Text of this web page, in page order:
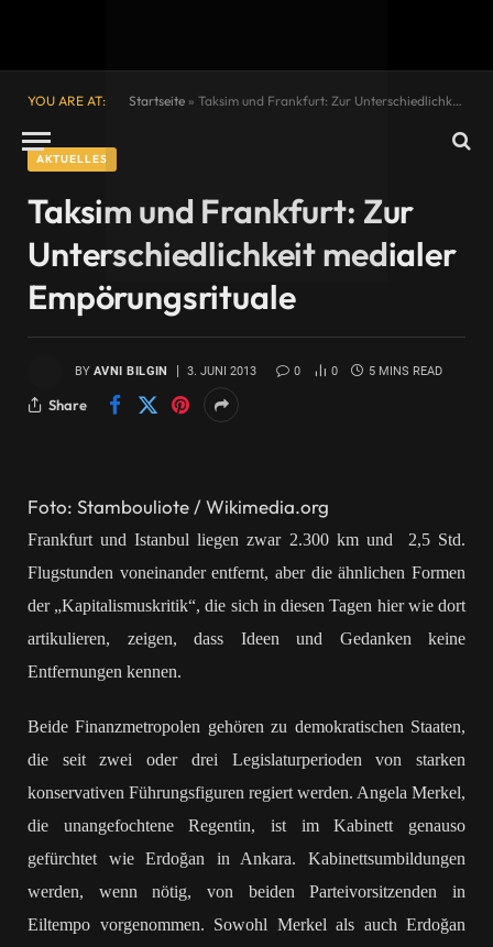
YOU ARE AT: Startseite » Taksim und Frankfurt: Zur Unterschiedlichkeit medialer Empörungsrituale
AKTUELLES
Taksim und Frankfurt: Zur
Unterschiedlichkeit medialer
Empörungsrituale
BY AVNI BILGIN 3. JUNI 2013 0 0 5 MINS READ
Share
Foto: Stambouliote / Wikimedia.org
Frankfurt und Istanbul liegen zwar 2.300 km und 2,5 Std.
Flugstunden voneinander entfernt, aber die ähnlichen Formen
der „Kapitalismuskritik“, die sich in diesen Tagen hier wie dort
artikulieren, zeigen, dass Ideen und Gedanken keine
Entfernungen kennen.
Beide Finanzmetropolen gehören zu demokratischen Staaten,
die seit zwei oder drei Legislaturperioden von starken
konservativen Führungsfiguren regiert werden. Angela Merkel,
die unangefochtene Regentin, ist im Kabinett genauso
gefürchtet wie Erdoğan in Ankara. Kabinettsumbildungen
werden, wenn nötig, von beiden Parteivorsitzenden in
Eiltempo vorgenommen. Sowohl Merkel als auch Erdoğan